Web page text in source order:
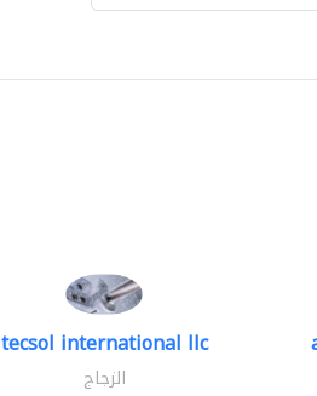
tecsol international llc
الزجاج